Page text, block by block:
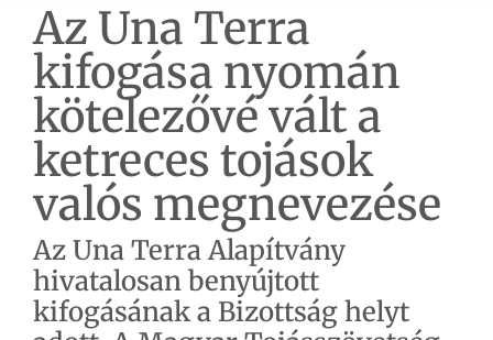
Az Una Terra
kifogása nyomán
kötelezővé vált a
ketreces tojások
valós megnevezése
Az Una Terra Alapítvány
hivatalosan benyújtott
kifogásának a Bizottság helyt